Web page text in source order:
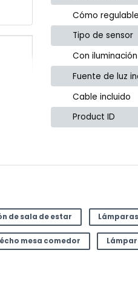
Cómo regulable
Tipo de sensor
Con iluminación
Fuente de luz
Cable incluido
Product ID
de sala de estar
mesa comedor